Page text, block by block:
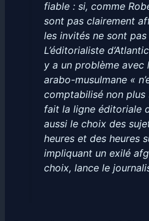
fiable : si, comme
sont pas clairement
les invités ne sont
L’éditorialiste
y a un problème avec
arabo-musulmane «
comptabilisé non plus
fait la ligne éditoriale
aussi le choix des
heures et des heures
impliquant un exilé
choix, lance le